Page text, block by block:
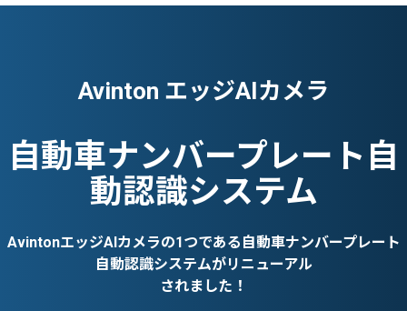
Avinton エッジAIカメラ
自動車ナンバープレート自
動認識システム
AvintonエッジAIカメラの1つである自動車ナンバープレート
自動認識システムがリニューアル
されました！